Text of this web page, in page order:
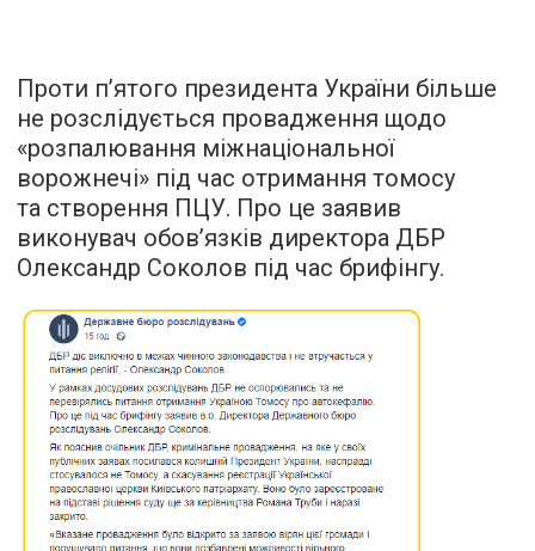
Проти п’ятого президента України більше
не розслідується провадження щодо
«розпалювання міжнаціональної
ворожнечі» під час отримання томосу
та створення ПЦУ. Про це заявив
виконувач обов’язків директора ДБР
Олександр Соколов під час брифінгу.